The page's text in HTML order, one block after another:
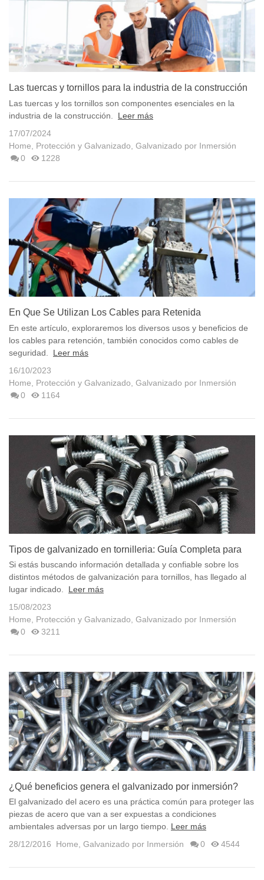
Las tuercas y tornillos para la industria de la construcción
Las tuercas y los tornillos son componentes esenciales en la
industria de la construcción.
Leer más
17/07/2024
Home
Protección y Galvanizado Galvanizado por Inmersión
0
1228
En Que Se Utilizan Los Cables para Retenida
En este artículo, exploraremos los diversos usos y beneficios de
los cables para retención, también conocidos como cables de
seguridad.
Leer más
16/10/2023
Home
Protección y Galvanizado Galvanizado por Inmersión
0
1164
Tipos de galvanizado en tornilleria: Guía Completa para
Elegir el...
Si estás buscando información detallada y confiable sobre los
distintos métodos de galvanización para tornillos, has llegado al
lugar indicado.
Leer más
15/08/2023
Home, Protección y Galvanizado, Galvanizado por Inmersión
0
3211
¿Qué beneficios genera el galvanizado por inmersión?
El galvanizado del acero es una práctica común para proteger las
piezas de acero que van a ser expuestas a condiciones
ambientales adversas por un largo tiempo. Leer más
28/12/2016
Home Galvanizado por Inmersión 0 4544